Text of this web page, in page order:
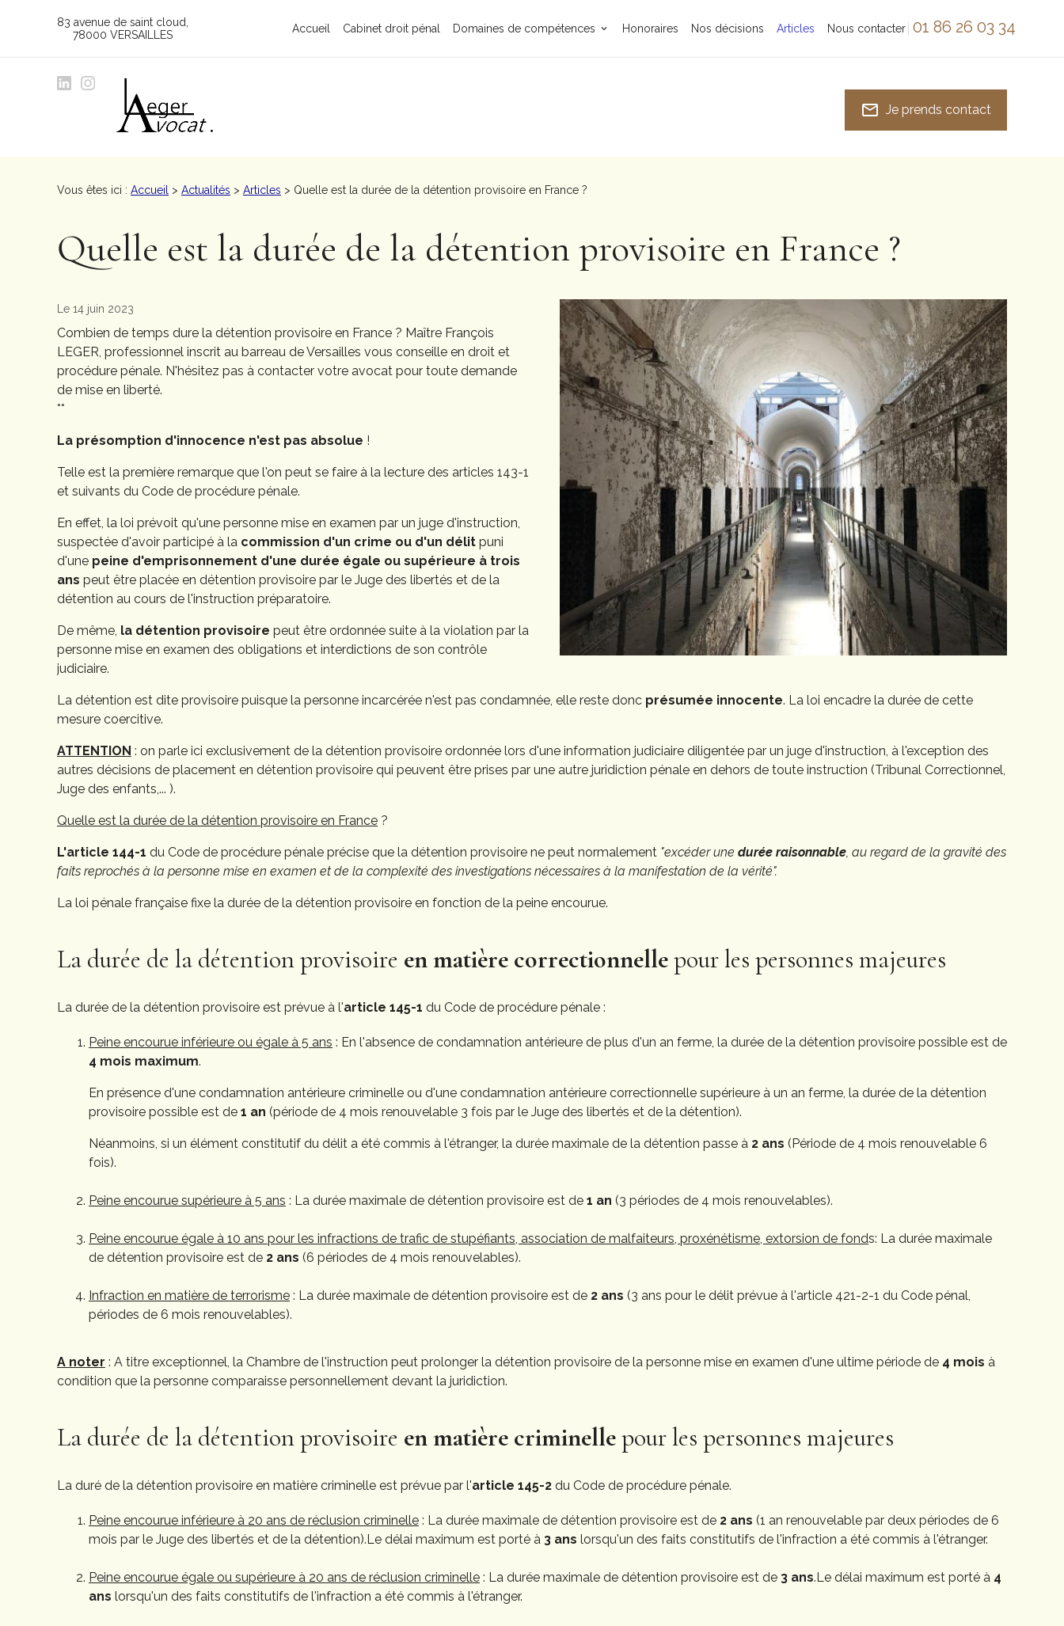
mail_outline Je prends contact
Accueil Cabinet droit pénal Domaines de compétences Honoraires Nos décisions Articles Nous contacter 01 86 26 03 34
83 avenue de saint cloud
78000 VERSAILLES
Vous êtes ici : Accueil > Actualités > Articles > Quelle est la durée de la détention provisoire en France ?
Quelle est la durée de la détention provisoire en France ?
Le 14 juin 2023
Combien de temps dure la détention provisoire en France ? Maître François
LEGER, professionnel inscrit au barreau de Versailles vous conseille en droit et
procédure pénale. N'hésitez pas à contacter votre avocat pour toute demande
de mise en liberté.
**
La présomption d'innocence n'est pas absolue !
Telle est la première remarque que l'on peut se faire à la lecture des articles 143-1
et suivants du Code de procédure pénale.
En effet, la loi prévoit qu'une personne mise en examen par un juge d'instruction,
suspectée d'avoir participé à la commission d'un crime ou d'un délit puni
d'une peine d'emprisonnement d'une durée égale ou supérieure à trois
ans peut être placée en détention provisoire par le Juge des libertés et de la
détention au cours de l'instruction préparatoire.
De même, la détention provisoire peut être ordonnée suite à la violation par la
personne mise en examen des obligations et interdictions de son contrôle
judiciaire.
La détention est dite provisoire puisque la personne incarcérée n'est pas condamnée, elle reste donc présumée innocente. La loi encadre la durée de cette
mesure coercitive.
ATTENTION : on parle ici exclusivement de la détention provisoire ordonnée lors d'une information judiciaire diligentée par un juge d'instruction, à l'exception des
autres décisions de placement en détention provisoire qui peuvent être prises par une autre juridiction pénale en dehors de toute instruction (Tribunal Correctionnel,
Juge des enfants,... ).
Quelle est la durée de la détention provisoire en France ?
L'article 144-1 du Code de procédure pénale précise que la détention provisoire ne peut normalement "excéder une durée raisonnable, au regard de la gravité des
faits reprochés à la personne mise en examen et de la complexité des investigations nécessaires à la manifestation de la vérité".
La loi pénale française fixe la durée de la détention provisoire en fonction de la peine encourue.
La durée de la détention provisoire en matière correctionnellepour les personnes majeures
La durée de la détention provisoire est prévue à l'article 145-1 du Code de procédure pénale :
Peine encourue inférieure ou égale à 5 ans : En l'absence de condamnation antérieure de plus d'un an ferme, la durée de la détention provisoire possible est de
4 mois maximum.
En présence d'une condamnation antérieure criminelle ou d'une condamnation antérieure correctionnelle supérieure à un an ferme, la durée de la détention
provisoire possible est de 1 an (période de 4 mois renouvelable 3 fois par le Juge des libertés et de la détention).
Néanmoins, si un élément constitutif du délit a été commis à l'étranger, la durée maximale de la détention passe à 2 ans (Période de 4 mois renouvelable 6
fois).
Peine encourue supérieure à 5 ans : La durée maximale de détention provisoire est de 1 an (3 périodes de 4 mois renouvelables).
Peine encourue égale à 10 ans pour les infractions de trafic de stupéfiants, association de malfaiteurs, proxénétisme, extorsion de fonds: La durée maximale
de détention provisoire est de 2 ans (6 périodes de 4 mois renouvelables).
Infraction en matière de terrorisme : La durée maximale de détention provisoire est de 2 ans (3 ans pour le délit prévue à l'article 421-2-1 du Code pénal,
périodes de 6 mois renouvelables).
A noter : A titre exceptionnel, la Chambre de l'instruction peut prolonger la détention provisoire de la personne mise en examen d'une ultime période de 4 mois à
condition que la personne comparaisse personnellement devant la juridiction.
La durée de la détention provisoire en matière criminellepour les personnes majeures
La duré de la détention provisoire en matière criminelle est prévue par l'article 145-2 du Code de procédure pénale.
Peine encourue inférieure à 20 ans de réclusion criminelle : La durée maximale de détention provisoire est de 2 ans (1 an renouvelable par deux périodes de 6
mois par le Juge des libertés et de la détention).Le délai maximum est porté à 3 ans lorsqu'un des faits constitutifs de l'infraction a été commis à l'étranger.
Peine encourue égale ou supérieure à 20 ans de réclusion criminelle : La durée maximale de détention provisoire est de 3 ans.Le délai maximum est porté à 4
ans lorsqu'un des faits constitutifs de l'infraction a été commis à l'étranger.